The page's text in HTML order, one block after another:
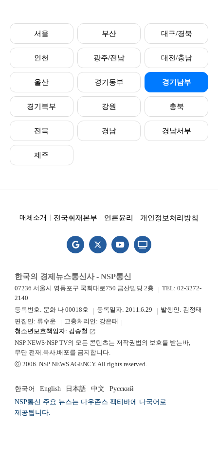
서울 부산 대구/경북
인천 광주/전남 대전/충남
울산 경기동부 경기남부
경기북부 강원 충북
전북 경남 경남서부
제주
매체소개 전국취재본부 언론윤리 개인정보처리방침
한국의 경제뉴스통신사 - NSP통신
07236 서울시 영등포구 국회대로750 금산빌딩 2층
TEL: 02-3272-
2140
등록번호: 문화 나 00018호
등록일자: 2011.6.29
발행인: 김정태
편집인: 류수운
고충처리인: 강은태
청소년보호책임자: 김승철 launch
NSP NEWS·NSP TV의 모든 콘텐츠는 저작권법의 보호를 받는바,
무단 전재.복사.배포를 금지합니다.
ⓒ 2006. NSP NEWS AGENCY. All rights reserved.
한국어 English 日本語 中文
Русский
NSP통신 주요 뉴스는 다우존스 팩티바에 다국어로
제공됩니다.